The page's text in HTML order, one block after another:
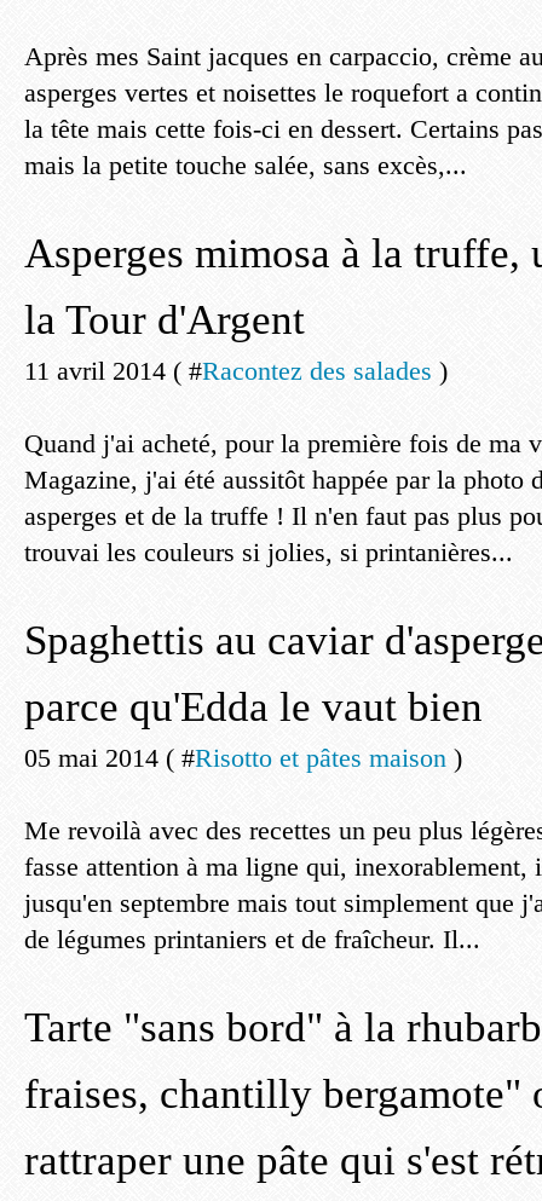
Après mes Saint jacques en carpaccio, crème
asperges vertes et noisettes le roquefort a
la tête mais cette fois-ci en dessert. Certains
mais la petite touche salée, sans excès,...
Asperges mimosa à la truffe,
la Tour d'Argent
11 avril 2014 ( #Racontez des salades )
Quand j'ai acheté, pour la première fois de ma
Magazine, j'ai été aussitôt happée par la photo
asperges et de la truffe ! Il n'en faut pas plus
trouvai les couleurs si jolies, si printanières...
Spaghettis au caviar
parce qu'Edda le vaut bien
05 mai 2014 ( #Risotto et pâtes maison )
Me revoilà avec des recettes un peu plus
fasse attention à ma ligne qui, inexorablement,
jusqu'en septembre mais tout simplement que
de légumes printaniers et de fraîcheur. Il...
Tarte "sans bord" à la
fraises, chantilly bergamote"
rattraper une pâte qui s'est